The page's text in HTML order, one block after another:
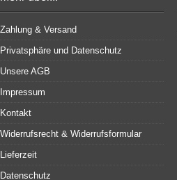
Zahlung & Versand
Privatsphäre und Datenschutz
Unsere AGB
Impressum
Kontakt
Widerrufsrecht & Widerrufsformular
Lieferzeit
Datenschutz